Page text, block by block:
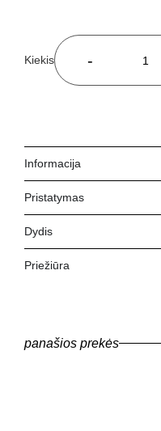
-
Informacija
Pristatymas
Dydis
Priežiūra
panašios prekės